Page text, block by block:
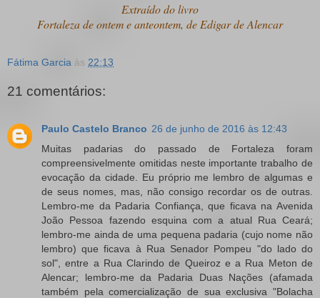
Extraído do livro
Fortaleza de ontem e anteontem, de Edigar de Alencar
Fátima Garcia às 22:13
21 comentários:
Paulo Castelo Branco 26 de junho de 2016 às 12:43
Muitas padarias do passado de Fortaleza foram
compreensivelmente omitidas neste importante trabalho de
evocação da cidade. Eu próprio me lembro de algumas e
de seus nomes, mas, não consigo recordar os de outras.
Lembro-me da Padaria Confiança, que ficava na Avenida
João Pessoa fazendo esquina com a atual Rua Ceará;
lembro-me ainda de uma pequena padaria (cujo nome não
lembro) que ficava à Rua Senador Pompeu "do lado do
sol", entre a Rua Clarindo de Queiroz e a Rua Meton de
Alencar; lembro-me da Padaria Duas Nações (afamada
também pela comercialização de sua exclusiva "Bolacha